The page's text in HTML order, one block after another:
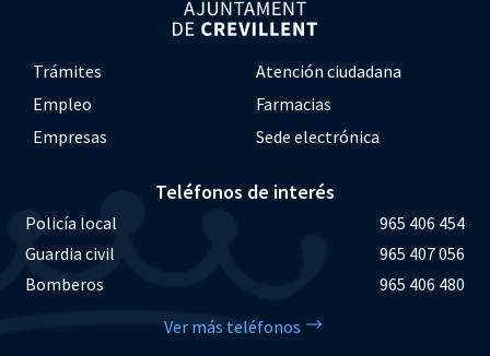
Trámites
Atención ciudadana
Empleo
Farmacias
Empresas
Sede electrónica
Teléfonos de interés
Policía local
965 406 454
Guardia civil
965 407 056
Bomberos
965 406 480
Ver más teléfonos